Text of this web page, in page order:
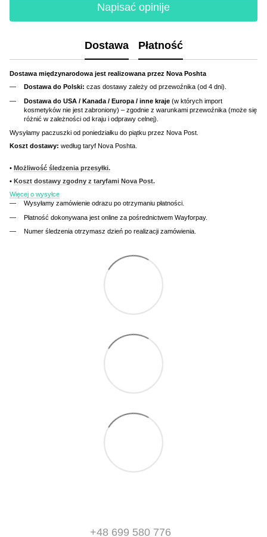
Napisać opinije
Dostawa Płatność
Dostawa międzynarodowa jest realizowana przez Nova Poshta
Dostawa do Polski: czas dostawy zależy od przewoźnika (od 4 dni).
Dostawa do USA / Kanada / Europa / inne kraje (w których import
kosmetyków nie jest zabroniony) – zgodnie z warunkami przewoźnika (może się
różnić w zależności od kraju i odprawy celnej).
Wysyłamy paczuszki od poniedziałku do piątku przez Nova Post.
Koszt dostawy: według taryf Nova Poshta.
• Możliwość śledzenia przesyłki.
• Koszt dostawy zgodny z taryfami Nova Post.
Więcej o wysyłce
Wysyłamy zamówienie odrazu po otrzymaniu płatności.
Płatność dokonywana jest online za pośrednictwem Wayforpay.
Numer śledzenia otrzymasz dzień po realizacji zamówienia.
+48 699 580 776